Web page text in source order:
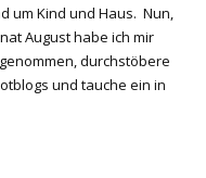
um Kind und Haus. Nun,
August habe ich mir
durchstöbere
und tauche ein in